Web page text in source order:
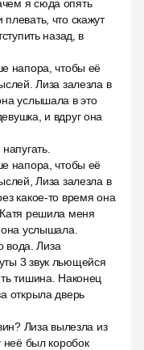
я сюда опять
что скажут
назад, в
напора, чтобы её
Лиза залезла в
услышала в это
и вдруг она
напора, чтобы её
Лиза залезла в
какое-то время она
решила меня
услышала.
вода. Лиза
3 звук льющейся
тишина. Наконец
открыла дверь
Лиза вылезла из
неё был коробок